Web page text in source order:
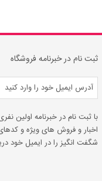
ثبت نام در خبرنامه فروشگاه
با ثبت نام در خبرنامه اولین
اخبار و فروش های ویژه و
شگفت انگیز را در ایمیل خود